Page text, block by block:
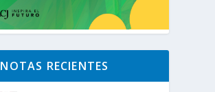
NOTAS RECIENTES